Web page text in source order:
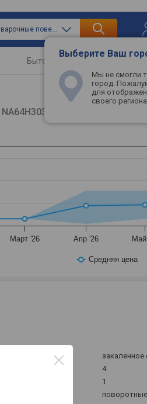
только варочные поверхности
Выберите Ваш
Мы не смогли
город.
для
своего
Бытовая техника
NA64H3030AK/WT
Средняя цена
Март '26 Апр '26
закаленное
4
(турбо)
1